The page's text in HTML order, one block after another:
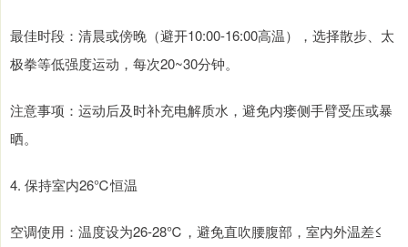
最佳时段：清晨或傍晚（避开10:00-16:00高温），选择散步、太
极拳等低强度运动，每次20~30分钟。
注意事项：运动后及时补充电解质水，避免内瘘侧手臂受压或暴
晒。
4. 保持室内26℃恒温
空调使用：温度设为26-28℃，避免直吹腰腹部，室内外温差≤